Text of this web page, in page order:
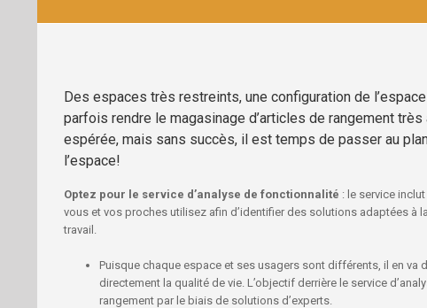
Des espaces très restreints, une configuration de
parfois rendre le magasinage d’articles de rangement
espérée, mais sans succès, il est temps de passer au
l’espace!
Optez pour le service d’analyse de fonctionnalité : le service
vous et vos proches utilisez afin d’identifier des solutions adaptées à
travail.
Puisque chaque espace et ses usagers sont différents, il en
directement la qualité de vie. L’objectif derrière le service
rangement par le biais de solutions d’experts.